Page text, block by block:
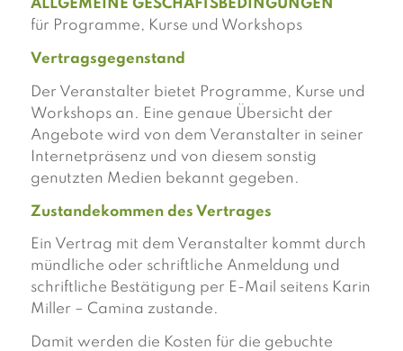
ALLGEMEINE GESCHÄFTSBEDINGUNGEN
für Programme, Kurse und Workshops
Vertragsgegenstand
Der Veranstalter bietet Programme, Kurse und
Workshops an. Eine genaue Übersicht der
Angebote wird von dem Veranstalter in seiner
Internetpräsenz und von diesem sonstig
genutzten Medien bekannt gegeben.
Zustandekommen des Vertrages
Ein Vertrag mit dem Veranstalter kommt durch
mündliche oder schriftliche Anmeldung und
schriftliche Bestätigung per E-Mail seitens Karin
Miller – Camina zustande.
Damit werden die Kosten für die gebuchte